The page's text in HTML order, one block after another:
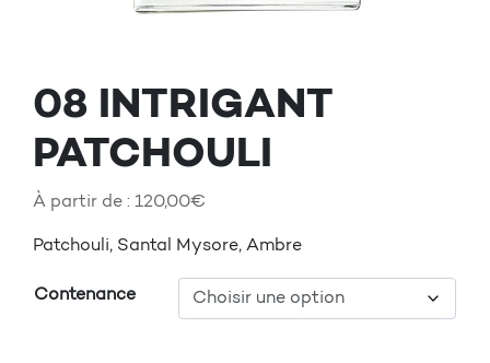
08 INTRIGANT
PATCHOULI
À partir de : 120,00€
Patchouli, Santal Mysore, Ambre
Contenance